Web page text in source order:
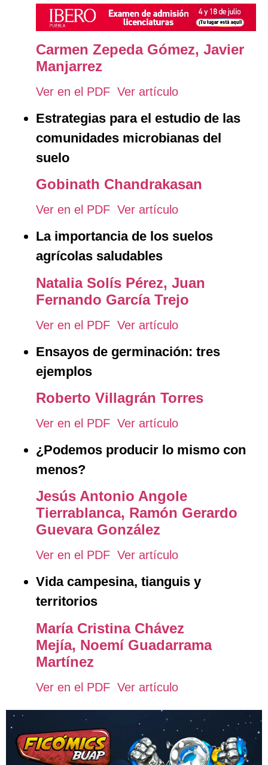
Carmen Zepeda Gómez, Javier
Manjarrez
Ver en el PDF Ver artículo
Estrategias para el estudio de las
comunidades microbianas del
suelo
Gobinath Chandrakasan
Ver en el PDF Ver artículo
La importancia de los suelos
agrícolas saludables
Natalia Solís Pérez, Juan
Fernando García Trejo
Ver en el PDF Ver artículo
Ensayos de germinación: tres
ejemplos
Roberto Villagrán Torres
Ver en el PDF Ver artículo
¿Podemos producir lo mismo con
menos?
Jesús Antonio Angole
Tierrablanca, Ramón Gerardo
Guevara González
Ver en el PDF Ver artículo
Vida campesina, tianguis y
territorios
María Cristina Chávez
Mejía, Noemí Guadarrama
Martínez
Ver en el PDF Ver artículo